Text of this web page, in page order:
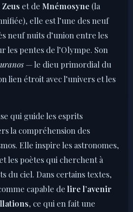
Zeus et de Mnémosyne (la
elle est l’une des neuf
neuf nuits d’union entre les
les pentes de l’Olympe. Son
— le dieu primordial du
lien étroit avec l’univers et les
qui guide les esprits
la compréhension des
Elle inspire les astronomes,
les poètes qui cherchent à
du ciel. Dans certains textes,
capable de lire l’avenir
, ce qui en fait une